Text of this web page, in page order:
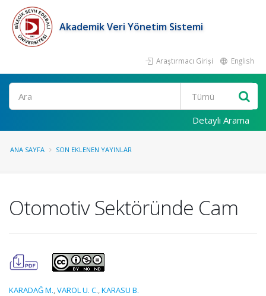
Akademik Veri Yönetim Sistemi
Araştırmacı Girişi English
Ara
Detaylı Arama
ANA SAYFA SON EKLENEN YAYINLAR
Otomotiv Sektöründe Cam
KARADAĞ M.,VAROL U. C.,KARASU B.